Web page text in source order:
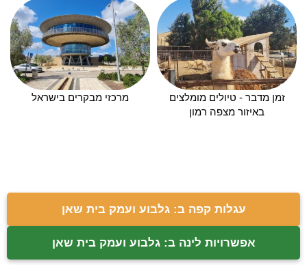
זמן מדבר - טיולים מומלצים
באיזור מצפה רמון
מרכזי מבקרים בישראל
עגלות קפה ב: גלבוע ועמק בית שאן
אפשרויות לינה ב: גלבוע ועמק בית שאן